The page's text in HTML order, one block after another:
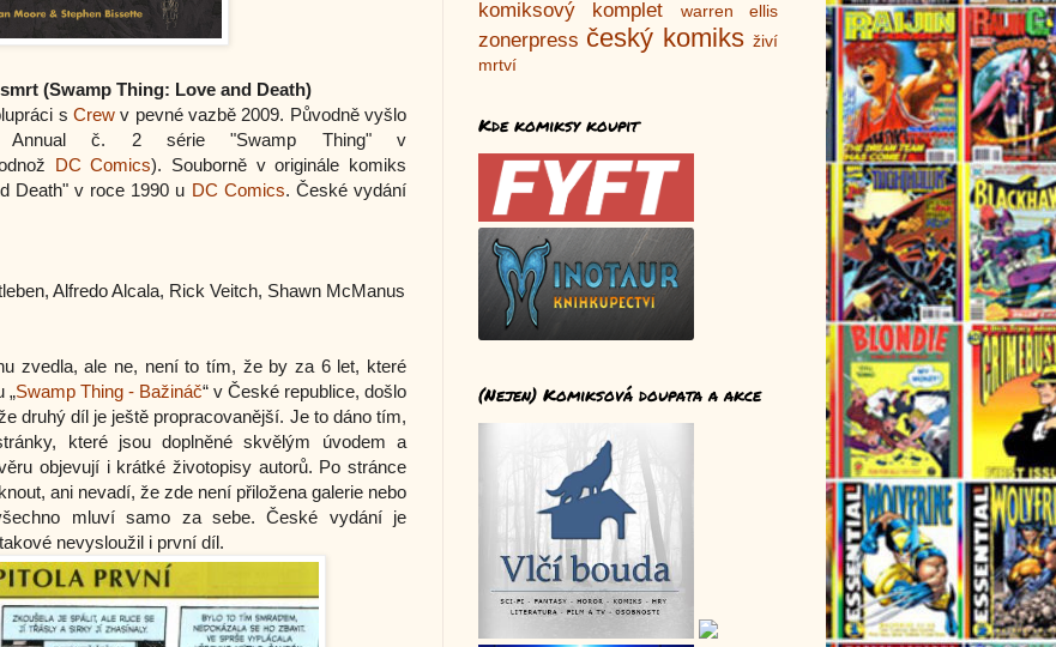
(Swamp Thing: Love and Death)
sCrew v pevné vazbě 2009. Původně vyšlo
č. 2 série "Swamp Thing" v
DC Comics). Souborně v originále komiks
Death" v roce 1990 u DC Comics. České vydání
Alfredo Alcala, Rick Veitch, Shawn McManus
zvedla, ale ne, není to tím, že by za 6 let, které
„Swamp Thing - Bažináč“ v České republice, došlo
druhý díl je ještě propracovanější. Je to dáno tím,
které jsou doplněné skvělým úvodem a
objevují i krátké životopisy autorů. Po stránce
ani nevadí, že zde není přiložena galerie nebo
mluví samo za sebe. České vydání je
nevysloužil i první díl.
komiksový komplet
warren ellis
zonerpress český komiks živí
mrtví
Kde komiksy koupit
(Nejen) Komiksová doupata a akce